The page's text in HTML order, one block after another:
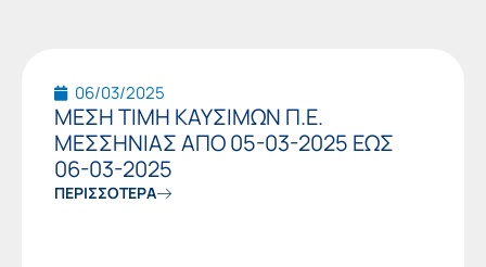
06/03/2025
ΜΕΣΗ ΤΙΜΗ ΚΑΥΣΙΜΩΝ Π.Ε.
ΜΕΣΣΗΝΙΑΣ ΑΠΟ 05-03-2025 ΕΩΣ
06-03-2025
ΠΕΡΙΣΣΟΤΕΡΑ